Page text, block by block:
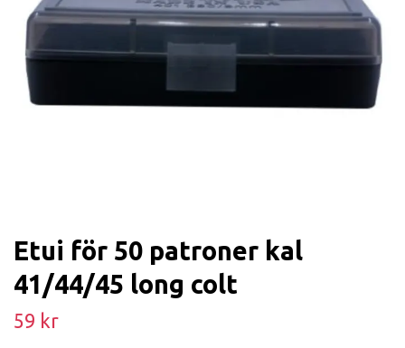
Etui för 50 patroner kal
41/44/45 long colt
59 kr